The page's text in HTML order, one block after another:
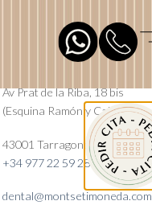
SOBRE NOSOTROS
Av Prat de la Riba, 18 bis
(Esquina Ramón y Cajal)
43001 Tarragona
+34 977 22 59 28
dental@montsetimoneda.com